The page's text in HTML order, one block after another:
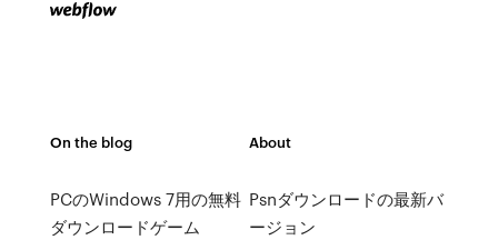
On the blog
PCのWindows 7用の無料
ダウンロードゲーム
About
Psnダウンロードの最新バ
ージョン